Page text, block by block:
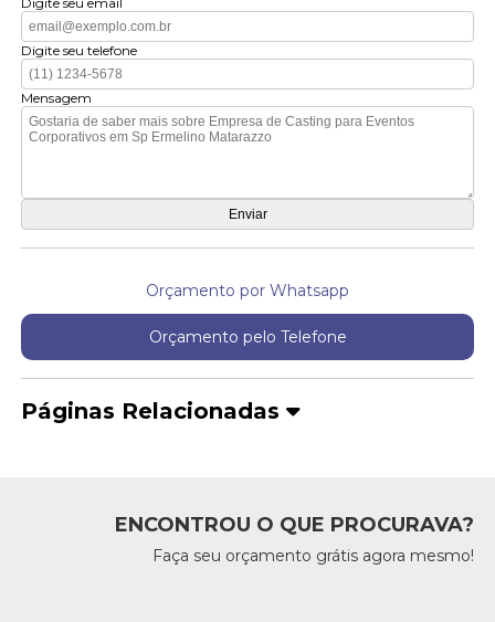
Digite seu telefone
Mensagem
Orçamento por Whatsapp
Orçamento pelo Telefone
Páginas Relacionadas
ENCONTROU O QUE PROCURAVA?
Faça seu orçamento grátis agora mesmo!